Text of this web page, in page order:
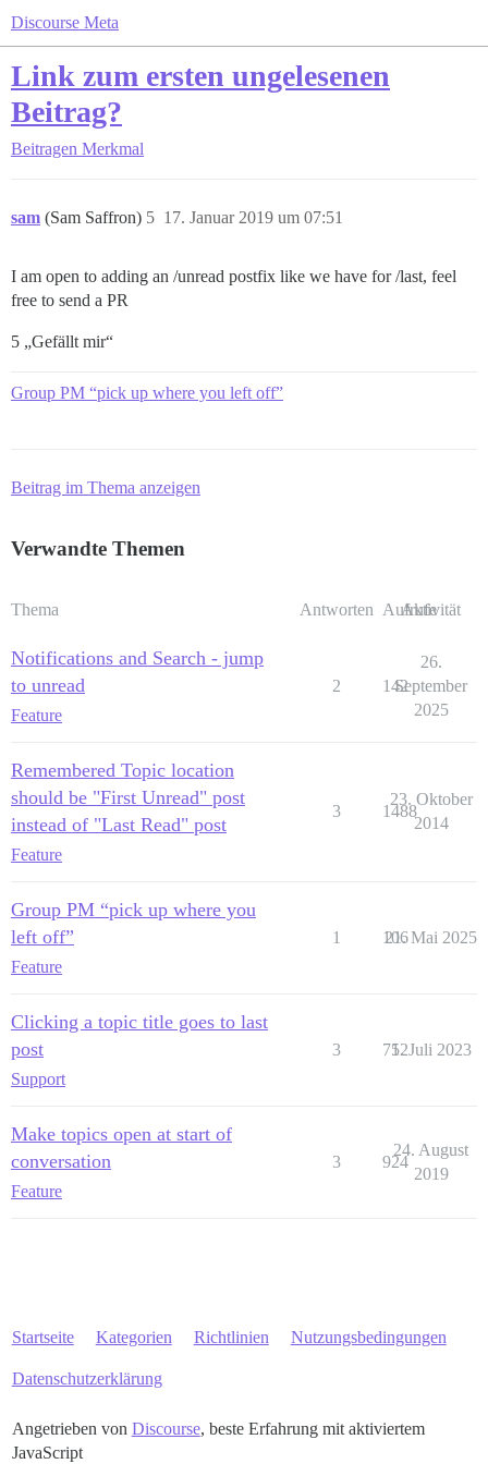
Discourse Meta
Link zum ersten ungelesenen
Beitrag?
Beitragen Merkmal
sam (Sam Saffron) 17. Januar 2019 um 07:51
5
I am open to adding an /unread postfix like we have for /last, feel
free to send a PR
5 „Gefällt mir“
Group PM “pick up where you left off”
Beitrag im Thema anzeigen
Verwandte Themen
Thema Antworten Aufrufe
Aktivität
Notifications and Search - jump
to unread
Feature
2 142
26.
September
2025
Remembered Topic location
should be "First Unread" post
instead of "Last Read" post
Feature
3 1488
23. Oktober
2014
Group PM “pick up where you
left off”
Feature
1 106
21. Mai 2025
Clicking a topic title goes to last
post
Support
3 712
5. Juli 2023
Make topics open at start of
conversation
Feature
3 924
24. August
2019
Startseite Kategorien Richtlinien Nutzungsbedingungen
Datenschutzerklärung
Angetrieben von Discourse, beste Erfahrung mit aktiviertem
JavaScript